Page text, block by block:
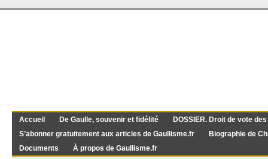
Accueil De Gaulle, souvenir et fidélité
DOSSIER. Droit de vote
S’abonner gratuitement aux articles de Gaullisme.fr
Biographie de
Documents
À propos de Gaullisme.fr